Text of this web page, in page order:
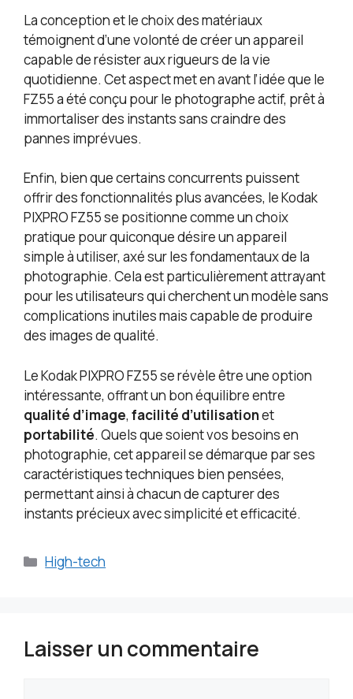
La conception et le choix des matériaux
témoignent d’une volonté de créer un appareil
capable de résister aux rigueurs de la vie
quotidienne. Cet aspect met en avant l’idée que le
FZ55 a été conçu pour le photographe actif, prêt à
immortaliser des instants sans craindre des
pannes imprévues.
Enfin, bien que certains concurrents puissent
offrir des fonctionnalités plus avancées, le Kodak
PIXPRO FZ55 se positionne comme un choix
pratique pour quiconque désire un appareil
simple à utiliser, axé sur les fondamentaux de la
photographie. Cela est particulièrement attrayant
pour les utilisateurs qui cherchent un modèle sans
complications inutiles mais capable de produire
des images de qualité.
Le Kodak PIXPRO FZ55 se révèle être une option
intéressante, offrant un bon équilibre entre
qualité d’image, facilité d’utilisationet
portabilité. Quels que soient vos besoins en
photographie, cet appareil se démarque par ses
caractéristiques techniques bien pensées,
permettant ainsi à chacun de capturer des
instants précieux avec simplicité et efficacité.
Catégories
High-tech
Laisser un commentaire